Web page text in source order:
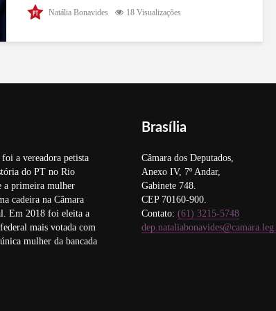
O conselheiro relator do processo que corre no
Tribuna de Contas do Rio Grande do Norte, sobre
Natália Bonavides 18 Visualizações
a vereadora petista
do PT no Rio
a primeira mulher
cadeira na Câmara
Em 2018 foi eleita a
mais votada com
mulher da bancada
Brasília
Câmara dos Deputados,
Anexo IV, 7º Andar,
Gabinete 748.
CEP 70160-900.
Contato: (61) 3215-5748